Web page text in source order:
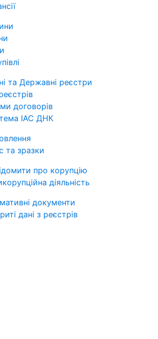
та Державні реєстри
договорів
ІАС ДНК
та зразки
про корупцію
діяльність
документи
дані з реєстрів